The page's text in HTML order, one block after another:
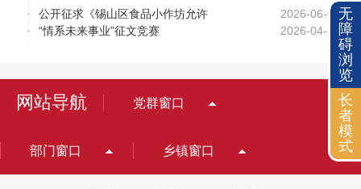
2026-06-08
公开征求《锡山区食品小作坊允许
2026-04-28
“情系未来事业”征文竞赛
网站导航 党群窗口
部门窗口 乡镇窗口
无
障
碍
浏
览
长
者
模
式